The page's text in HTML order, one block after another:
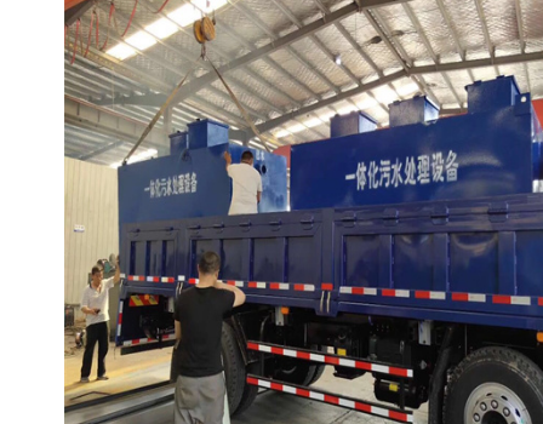
A2O污水处理设备 乡村污水处理一体化设备
风景区生活污水处理一体
化设备
一体化污水处理设备
无动力一体化污水处理设 服务区一体化污水处理设
成套生活污水处理设备 小型污水处理设备
肉制品加工污水处理设备 农村一体化污水处理设备
金属配件洗涤污水处理设 小型一体化污水处理设备
微动力污水处理设备 集中式生活污水处理设备